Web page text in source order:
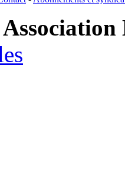
Association